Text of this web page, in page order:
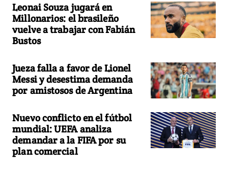
Leonai Souza jugará en
Millonarios: el brasileño
vuelve a trabajar con Fabián
Bustos
Jueza falla a favor de Lionel
Messi y desestima demanda
por amistosos de Argentina
Nuevo conflicto en el fútbol
mundial: UEFA analiza
demandar a la FIFA por su
plan comercial